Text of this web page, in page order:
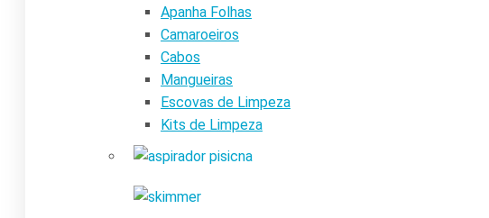
Apanha Folhas
Camaroeiros
Cabos
Mangueiras
Escovas de Limpeza
Kits de Limpeza